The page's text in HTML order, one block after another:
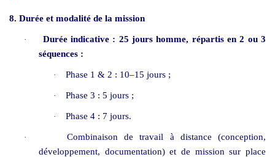
8. Durée et modalité de la mission
·
Durée indicative : 25 jours homme, répartis en 2 ou 3
séquences :
· Phase 1 & 2 : 10–15 jours ;
· Phase 3 : 5 jours ;
· Phase 4 : 7 jours.
·
Combinaison de travail à distance (conception,
développement, documentation) et de mission sur place